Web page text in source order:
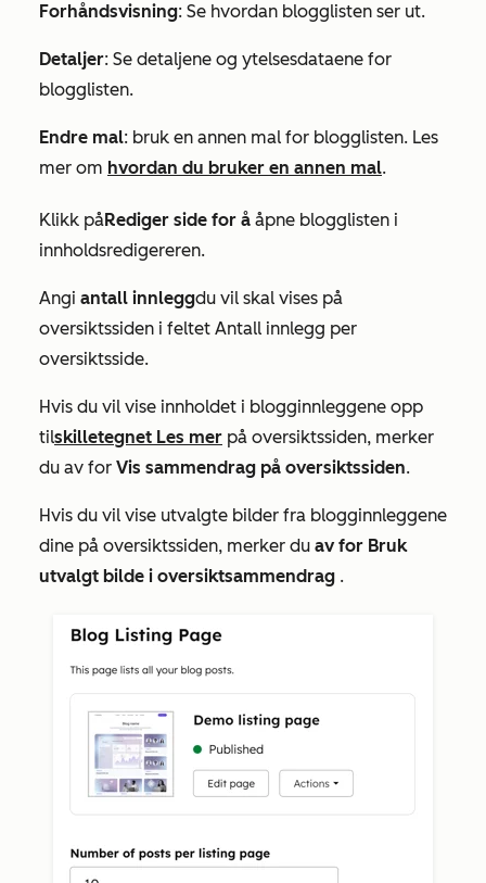
Forhåndsvisning: Se hvordan blogglisten ser ut.
Detaljer: Se detaljene og ytelsesdataene for
blogglisten.
Endre mal: bruk en annen mal for blogglisten. Les
mer om hvordan du bruker en annen mal.
Klikk påRediger side for å åpne blogglisten i
innholdsredigereren.
Angi antall innleggdu vil skal vises på
oversiktssiden i feltet Antall innlegg per
oversiktsside.
Hvis du vil vise innholdet i blogginnleggene opp
tilskilletegnet Les mer på oversiktssiden, merker
du av for Vis sammendrag på oversiktssiden.
Hvis du vil vise utvalgte bilder fra blogginnleggene
dine på oversiktssiden, merker du av for Bruk
utvalgt bilde i oversiktsammendrag .